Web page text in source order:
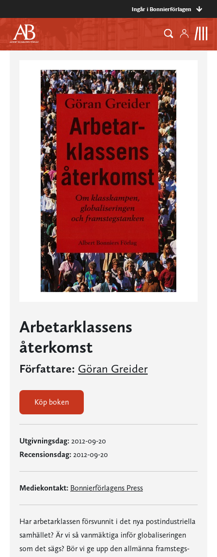
Ingår i Bonnierförlagen
Arbetarklassens
återkomst
Författare: Göran Greider
Köp boken
Utgivningsdag: 2012-09-20
Recensionsdag: 2012-09-20
Mediekontakt: Bonnierförlagens Press
Har arbetarklassen försvunnit i det nya postindustriella
samhället? Är vi så vanmäktiga inför globaliseringen
som det sägs? Bör vi ge upp den allmänna framstegs-